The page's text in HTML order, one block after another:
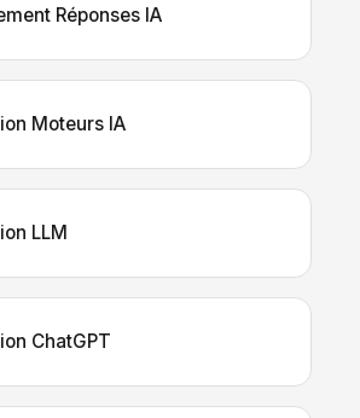
Réponses IA
Moteurs IA
LLM
ChatGPT